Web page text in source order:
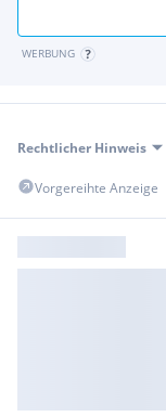
WERBUNG
Rechtlicher Hinweis
Vorgereihte Anzeige